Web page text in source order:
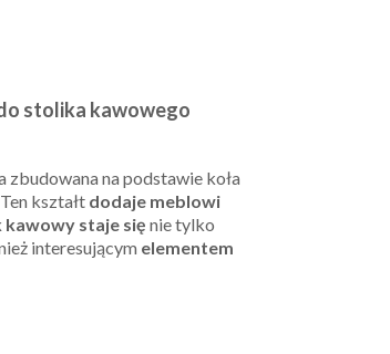
stolika kawowego
zbudowana na podstawie koła
kształt dodaje meblowi
kawowy staje się nie tylko
interesującym elementem